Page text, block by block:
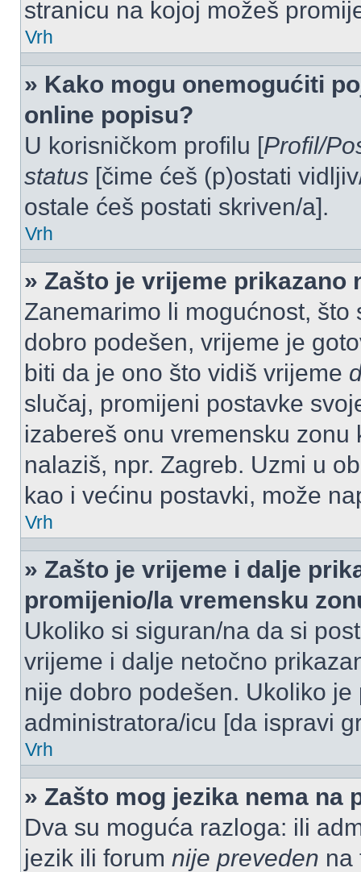
stranicu na kojoj možeš
Vrh
» Kako mogu onemogućiti
online popisu?
U korisničkom profilu [Profil/
status [čime ćeš (p)ostati
ostale ćeš postati skriven/a].
Vrh
» Zašto je vrijeme prikazano
Zanemarimo li mogućnost,
dobro podešen, vrijeme je
biti da je ono što vidiš vrijeme
slučaj, promijeni postavke
izabereš onu vremensku
nalaziš, npr. Zagreb. Uzmi u
kao i većinu postavki, može
Vrh
» Zašto je vrijeme i dalje
promijenio/la vremensku
Ukoliko si siguran/na da si
vrijeme i dalje netočno
nije dobro podešen. Ukoliko
administratora/icu [da ispravi
Vrh
» Zašto mog jezika nema na
Dva su moguća razloga: ili
jezik ili forum nije preveden na